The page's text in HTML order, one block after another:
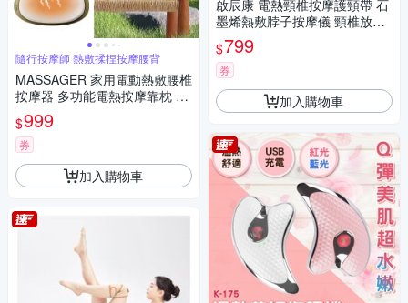
隨行按摩師 熱敷揉捏按摩腰背
MASSAGER 家用電動熱敷腰椎
按摩器 多功能電熱按摩靠枕 親
膚推拿揉捏枕 交換禮物
$999
券
加入購物車
啟辰康 電熱頸椎按摩護頸帶 石
墨烯熱敷脖子按摩儀 頸椎放鬆
按摩器 頸椎保暖神器
$799
券
加入購物車